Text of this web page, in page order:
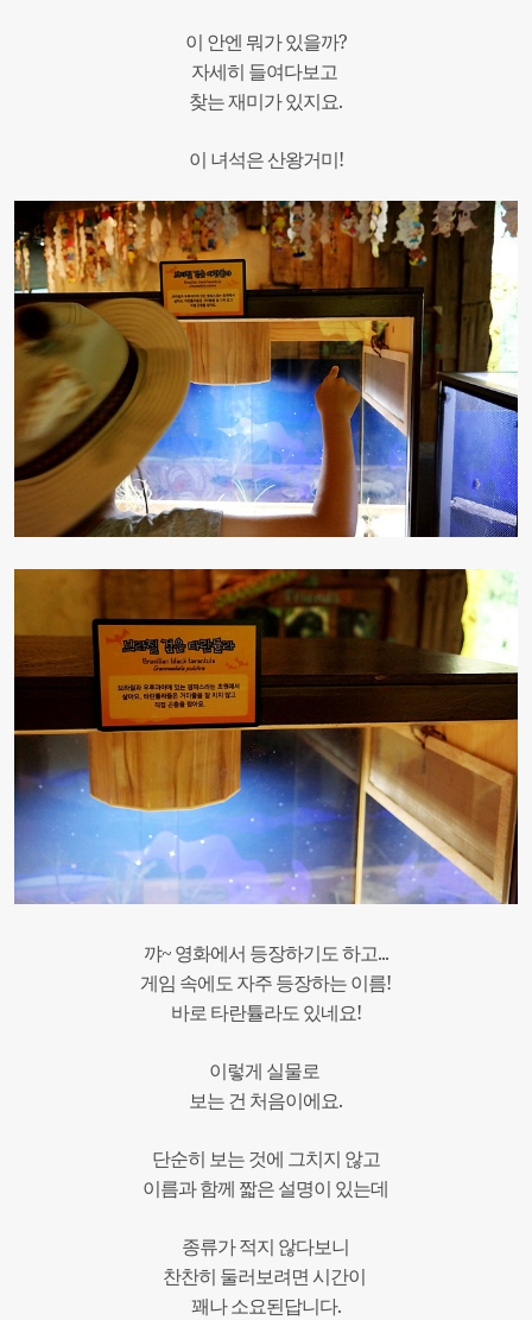
이 안엔 뭐가 있을까?
자세히 들여다보고
찾는 재미가 있지요.
이 녀석은 산왕거미 !
꺄~ 영화에서 등장하기도 하고...
게임 속에도 자주 등장하는 이름!
바로 타란튤라도 있네요!
이렇게 실물로
보는 건 처음이에요.
단순히 보는 것에 그치지 않고
이름과 함께 짧은 설명이 있는데
종류가 적지 않다보니
찬찬히 둘러보려면 시간이
꽤나 소요된답니다.